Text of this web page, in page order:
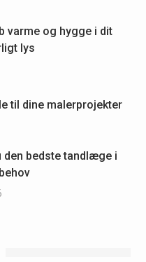
varme og hygge i dit
lys
til dine malerprojekter
den bedste tandlæge i